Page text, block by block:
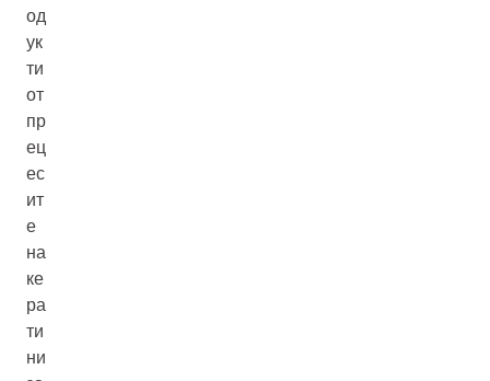
од
ук
ти
от
пр
ец
ес
ит
е
на
ке
ра
ти
ни